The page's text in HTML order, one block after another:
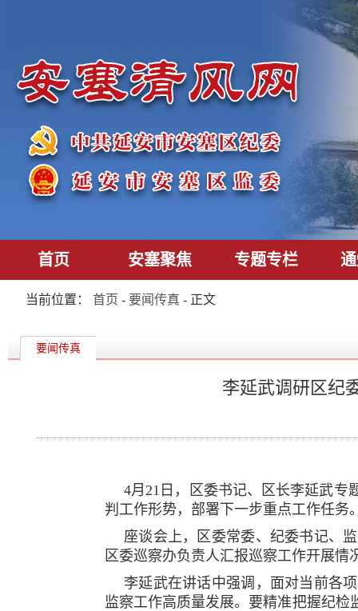
首页 安塞聚焦 专题专栏
当前位置： 首页 - 要闻传真 - 正文
要闻传真
李延武调研区纪
4月21日，区委书记、区长李延武专
判工作形势，部署下一步重点工作任务
座谈会上，区委常委、纪委书记、
区委巡察办负责人汇报巡察工作开展
李延武在讲话中强调，面对当前各
监察工作高质量发展。要精准把握纪